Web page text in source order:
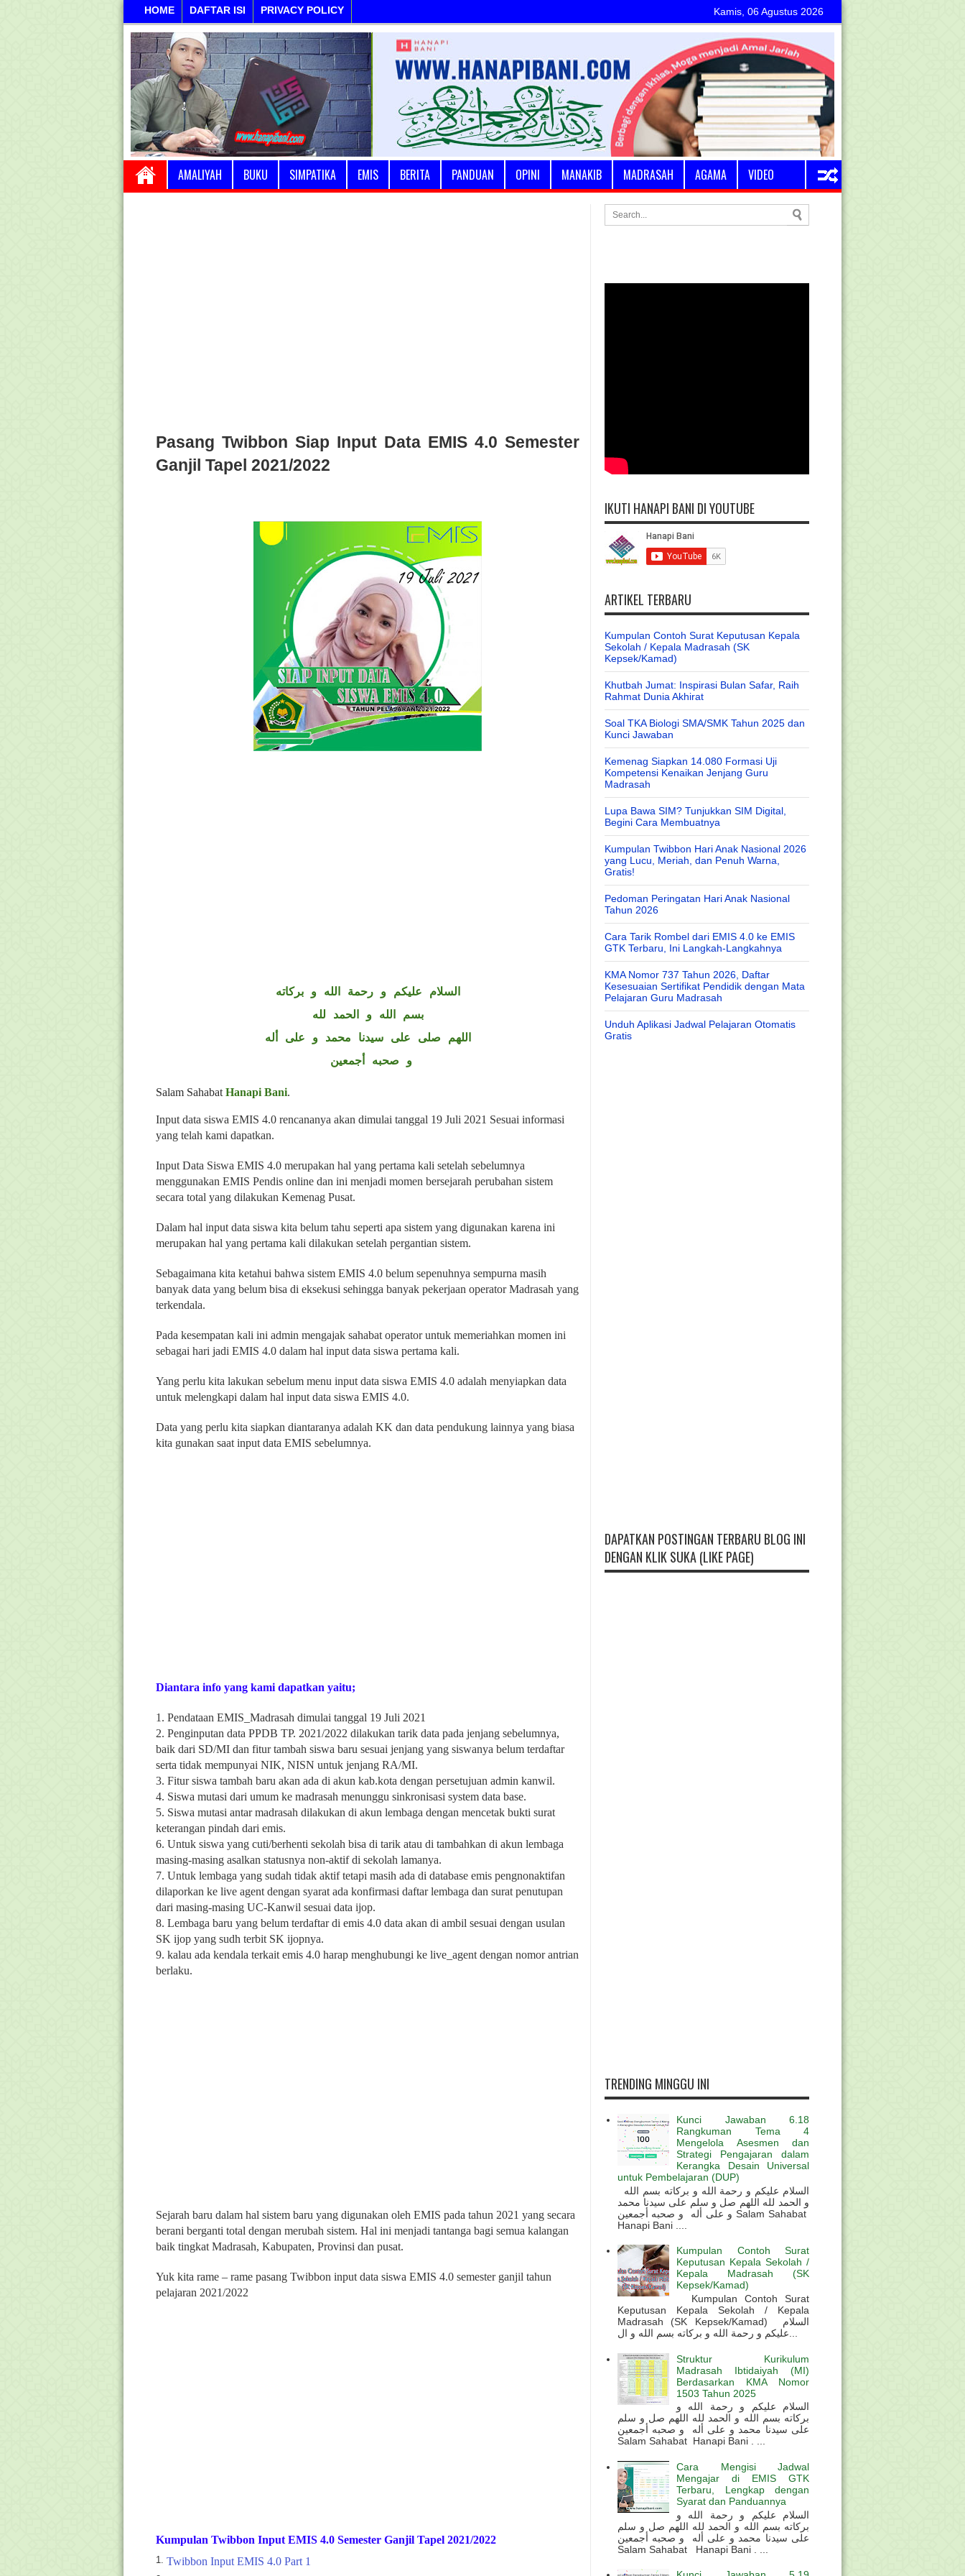
HOME DAFTAR ISI PRIVACY POLICY Kamis, 06 Agustus 2026
AMALIYAH BUKU SIMPATIKA EMIS BERITA PANDUAN OPINI MANAKIB MADRASAH AGAMA VIDEO
Pasang Twibbon Siap Input Data EMIS 4.0 Semester
Ganjil Tapel 2021/2022
السلام عليكم و رحمة الله و بركاته
بسم الله و الحمد لله
اللهم صلى على سيدنا محمد و على أله
و صحبه أجمعين
Salam Sahabat Hanapi Bani.
Input data siswa EMIS 4.0 rencananya akan dimulai tanggal 19 Juli 2021 Sesuai informasi
yang telah kami dapatkan.
Input Data Siswa EMIS 4.0 merupakan hal yang pertama kali setelah sebelumnya
menggunakan EMIS Pendis online dan ini menjadi momen bersejarah perubahan sistem
secara total yang dilakukan Kemenag Pusat.
Dalam hal input data siswa kita belum tahu seperti apa sistem yang digunakan karena ini
merupakan hal yang pertama kali dilakukan setelah pergantian sistem.
Sebagaimana kita ketahui bahwa sistem EMIS 4.0 belum sepenuhnya sempurna masih
banyak data yang belum bisa di eksekusi sehingga banyak pekerjaan operator Madrasah yang
terkendala.
Pada kesempatan kali ini admin mengajak sahabat operator untuk memeriahkan momen ini
sebagai hari jadi EMIS 4.0 dalam hal input data siswa pertama kali.
Yang perlu kita lakukan sebelum menu input data siswa EMIS 4.0 adalah menyiapkan data
untuk melengkapi dalam hal input data siswa EMIS 4.0.
Data yang perlu kita siapkan diantaranya adalah KK dan data pendukung lainnya yang biasa
kita gunakan saat input data EMIS sebelumnya.
Diantara info yang kami dapatkan yaitu;
1. Pendataan EMIS_Madrasah dimulai tanggal 19 Juli 2021
2. Penginputan data PPDB TP. 2021/2022 dilakukan tarik data pada jenjang sebelumnya,
baik dari SD/MI dan fitur tambah siswa baru sesuai jenjang yang siswanya belum terdaftar
serta tidak mempunyai NIK, NISN untuk jenjang RA/MI.
3. Fitur siswa tambah baru akan ada di akun kab.kota dengan persetujuan admin kanwil.
4. Siswa mutasi dari umum ke madrasah menunggu sinkronisasi system data base.
5. Siswa mutasi antar madrasah dilakukan di akun lembaga dengan mencetak bukti surat
keterangan pindah dari emis.
6. Untuk siswa yang cuti/berhenti sekolah bisa di tarik atau di tambahkan di akun lembaga
masing-masing asalkan statusnya non-aktif di sekolah lamanya.
7. Untuk lembaga yang sudah tidak aktif tetapi masih ada di database emis pengnonaktifan
dilaporkan ke live agent dengan syarat ada konfirmasi daftar lembaga dan surat penutupan
dari masing-masing UC-Kanwil sesuai data ijop.
8. Lembaga baru yang belum terdaftar di emis 4.0 data akan di ambil sesuai dengan usulan
SK ijop yang sudh terbit SK ijopnya.
9. kalau ada kendala terkait emis 4.0 harap menghubungi ke live_agent dengan nomor antrian
berlaku.
Sejarah baru dalam hal sistem baru yang digunakan oleh EMIS pada tahun 2021 yang secara
berani berganti total dengan merubah sistem. Hal ini menjadi tantanga bagi semua kalangan
baik tingkat Madrasah, Kabupaten, Provinsi dan pusat.
Yuk kita rame – rame pasang Twibbon input data siswa EMIS 4.0 semester ganjil tahun
pelajaran 2021/2022
Kumpulan Twibbon Input EMIS 4.0 Semester Ganjil Tapel 2021/2022
Twibbon Input EMIS 4.0 Part 1
IKUTI HANAPI BANI DI YOUTUBE
ARTIKEL TERBARU
Kumpulan Contoh Surat Keputusan Kepala
Sekolah / Kepala Madrasah (SK
Kepsek/Kamad)
Khutbah Jumat: Inspirasi Bulan Safar, Raih
Rahmat Dunia Akhirat
Soal TKA Biologi SMA/SMK Tahun 2025 dan
Kunci Jawaban
Kemenag Siapkan 14.080 Formasi Uji
Kompetensi Kenaikan Jenjang Guru
Madrasah
Lupa Bawa SIM? Tunjukkan SIM Digital,
Begini Cara Membuatnya
Kumpulan Twibbon Hari Anak Nasional 2026
yang Lucu, Meriah, dan Penuh Warna,
Gratis!
Pedoman Peringatan Hari Anak Nasional
Tahun 2026
Cara Tarik Rombel dari EMIS 4.0 ke EMIS
GTK Terbaru, Ini Langkah-Langkahnya
KMA Nomor 737 Tahun 2026, Daftar
Kesesuaian Sertifikat Pendidik dengan Mata
Pelajaran Guru Madrasah
Unduh Aplikasi Jadwal Pelajaran Otomatis
Gratis
DAPATKAN POSTINGAN TERBARU BLOG INI
DENGAN KLIK SUKA (LIKE PAGE)
TRENDING MINGGU INI
Kunci Jawaban 6.18
Rangkuman Tema 4
Mengelola Asesmen dan
Strategi Pengajaran dalam
Kerangka Desain Universal
untuk Pembelajaran (DUP)
و الحمد لله اللهم صل و سلم على سيدنا محمد
و على أله و صحبه أجمعين Salam Sahabat
Hanapi Bani ....
Kumpulan Contoh Surat
Keputusan Kepala Sekolah /
Kepala Madrasah (SK
Kepsek/Kamad)
Kumpulan Contoh Surat
Keputusan Kepala Sekolah / Kepala
Madrasah (SK Kepsek/Kamad) السلام
Struktur Kurikulum
Madrasah Ibtidaiyah (MI)
Berdasarkan KMA Nomor
1503 Tahun 2025
السلام عليكم و رحمة الله و
بركاته بسم الله و الحمد لله اللهم صل و سلم
على سيدنا محمد و على أله و صحبه أجمعين
Salam Sahabat Hanapi Bani . ...
Cara Mengisi Jadwal
Mengajar di EMIS GTK
Terbaru, Lengkap dengan
Syarat dan Panduannya
السلام عليكم و رحمة الله و
بركاته بسم الله و الحمد لله اللهم صل و سلم
على سيدنا محمد و على أله و صحبه أجمعين
Salam Sahabat Hanapi Bani . ...